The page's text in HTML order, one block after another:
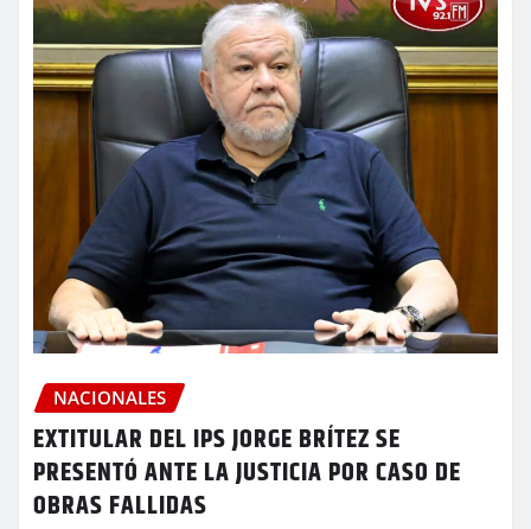
NACIONALES
EXTITULAR DEL IPS JORGE BRÍTEZ SE
PRESENTÓ ANTE LA JUSTICIA POR CASO DE
OBRAS FALLIDAS